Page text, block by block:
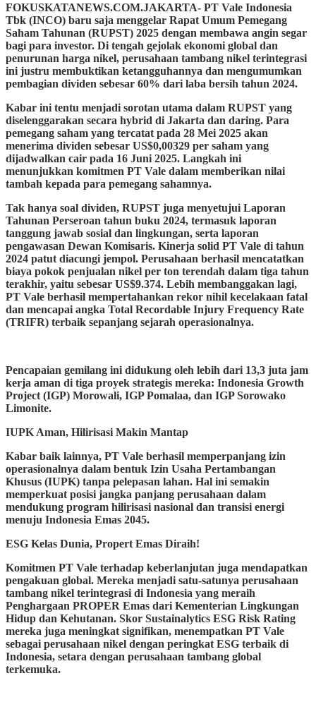
FOKUSKATANEWS.COM.JAKARTA- PT Vale Indonesia
Tbk (INCO) baru saja menggelar Rapat Umum Pemegang
Saham Tahunan (RUPST) 2025 dengan membawa angin segar
bagi para investor. Di tengah gejolak ekonomi global dan
penurunan harga nikel, perusahaan tambang nikel terintegrasi
ini justru membuktikan ketangguhannya dan mengumumkan
pembagian dividen sebesar 60% dari laba bersih tahun 2024.
Kabar ini tentu menjadi sorotan utama dalam RUPST yang
diselenggarakan secara hybrid di Jakarta dan daring. Para
pemegang saham yang tercatat pada 28 Mei 2025 akan
menerima dividen sebesar US$0,00329 per saham yang
dijadwalkan cair pada 16 Juni 2025. Langkah ini
menunjukkan komitmen PT Vale dalam memberikan nilai
tambah kepada para pemegang sahamnya.
Tak hanya soal dividen, RUPST juga menyetujui Laporan
Tahunan Perseroan tahun buku 2024, termasuk laporan
tanggung jawab sosial dan lingkungan, serta laporan
pengawasan Dewan Komisaris. Kinerja solid PT Vale di tahun
2024 patut diacungi jempol. Perusahaan berhasil mencatatkan
biaya pokok penjualan nikel per ton terendah dalam tiga tahun
terakhir, yaitu sebesar US$9.374. Lebih membanggakan lagi,
PT Vale berhasil mempertahankan rekor nihil kecelakaan fatal
dan mencapai angka Total Recordable Injury Frequency Rate
(TRIFR) terbaik sepanjang sejarah operasionalnya.
Pencapaian gemilang ini didukung oleh lebih dari 13,3 juta jam
kerja aman di tiga proyek strategis mereka: Indonesia Growth
Project (IGP) Morowali, IGP Pomalaa, dan IGP Sorowako
Limonite.
IUPK Aman, Hilirisasi Makin Mantap
Kabar baik lainnya, PT Vale berhasil memperpanjang izin
operasionalnya dalam bentuk Izin Usaha Pertambangan
Khusus (IUPK) tanpa pelepasan lahan. Hal ini semakin
memperkuat posisi jangka panjang perusahaan dalam
mendukung program hilirisasi nasional dan transisi energi
menuju Indonesia Emas 2045.
ESG Kelas Dunia, Propert Emas Diraih!
Komitmen PT Vale terhadap keberlanjutan juga mendapatkan
pengakuan global. Mereka menjadi satu-satunya perusahaan
tambang nikel terintegrasi di Indonesia yang meraih
Penghargaan PROPER Emas dari Kementerian Lingkungan
Hidup dan Kehutanan. Skor Sustainalytics ESG Risk Rating
mereka juga meningkat signifikan, menempatkan PT Vale
sebagai perusahaan nikel dengan peringkat ESG terbaik di
Indonesia, setara dengan perusahaan tambang global
terkemuka.